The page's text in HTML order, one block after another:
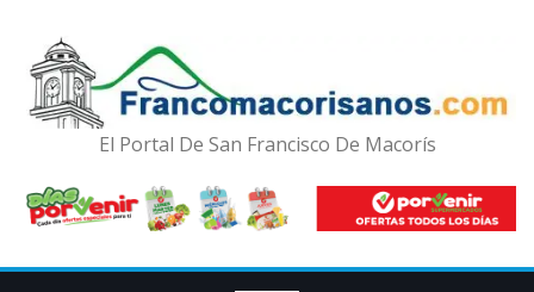
El Portal De San Francisco De Macorís